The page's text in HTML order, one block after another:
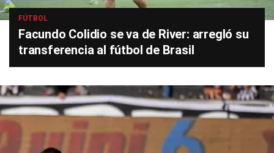
FÚTBOL
Facundo Colidio se va de River: arregló su
transferencia al fútbol de Brasil